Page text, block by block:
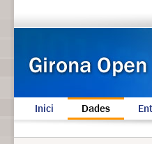
Inici Dades